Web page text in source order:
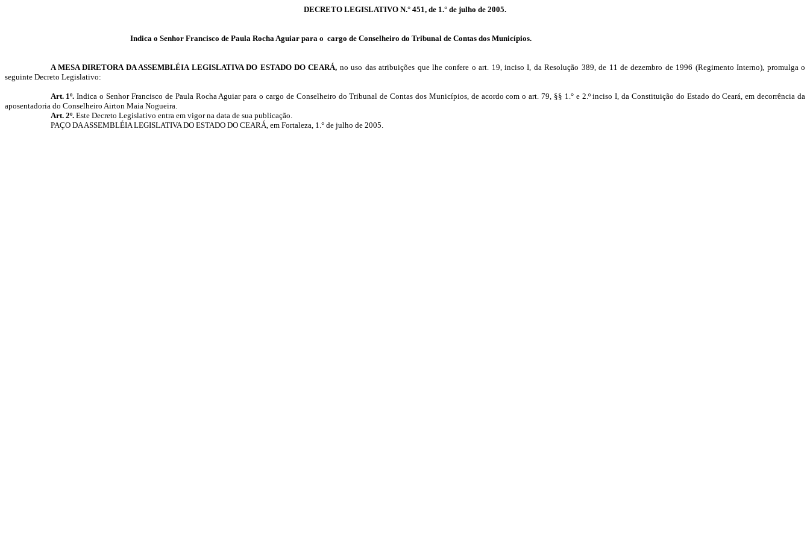
DECRETO LEGISLATIVO N.° 451, de 1.° de julho de 2005.
Indica o Senhor Francisco de Paula Rocha Aguiar para o cargo de Conselheiro do Tribunal de Contas dos Municípios.
A MESA DIRETORA DA ASSEMBLÉIA LEGISLATIVA DO ESTADO DO CEARÁ, no uso das atribuições que lhe confere o art. 19, inciso I, da Resolução 389, de 11 de dezembro de 1996 (Regimento Interno), promulga o
seguinte Decreto Legislativo:
Art. 1º. Indica o Senhor Francisco de Paula Rocha Aguiar para o cargo de Conselheiro do Tribunal de Contas dos Municípios, de acordo com o art. 79, §§ 1.° e 2.º inciso I, da Constituição do Estado do Ceará, em decorrência da
aposentadoria do Conselheiro Airton Maia Nogueira.
Art. 2º.Este Decreto Legislativo entra em vigor na data de sua publicação.
PAÇO DA ASSEMBLÉIA LEGISLATIVA DO ESTADO DO CEARÁ, em Fortaleza, 1.° de julho de 2005.